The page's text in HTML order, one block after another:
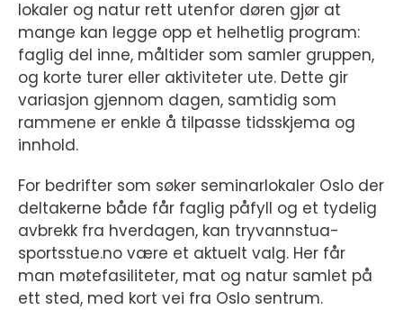
lokaler og natur rett utenfor døren gjør at
mange kan legge opp et helhetlig program:
faglig del inne, måltider som samler gruppen,
og korte turer eller aktiviteter ute. Dette gir
variasjon gjennom dagen, samtidig som
rammene er enkle å tilpasse tidsskjema og
innhold.
For bedrifter som søker seminarlokaler Oslo der
deltakerne både får faglig påfyll og et tydelig
avbrekk fra hverdagen, kan tryvannstua-
sportsstue.no være et aktuelt valg. Her får
man møtefasiliteter, mat og natur samlet på
ett sted, med kort vei fra Oslo sentrum.